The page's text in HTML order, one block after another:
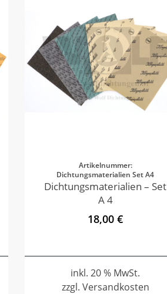
Artikelnummer:
Dichtungsmaterialien Set A4
Dichtungsmaterialien – Set
A 4
18,00 €
inkl. 20 % MwSt.
zzgl. Versandkosten